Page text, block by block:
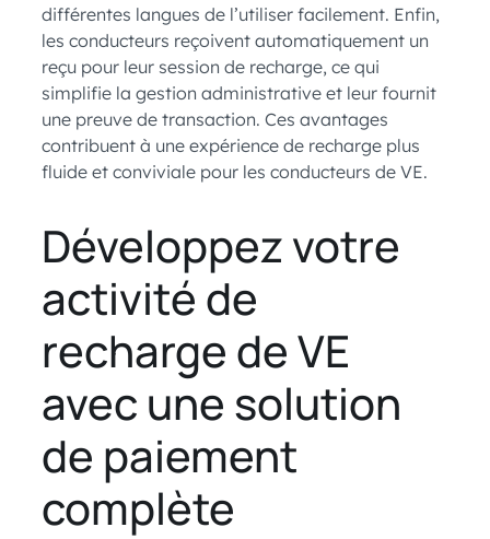
différentes langues de l’utiliser facilement. Enfin,
les conducteurs reçoivent automatiquement un
reçu pour leur session de recharge, ce qui
simplifie la gestion administrative et leur fournit
une preuve de transaction. Ces avantages
contribuent à une expérience de recharge plus
fluide et conviviale pour les conducteurs de VE.
Développez votre
activité de
recharge de VE
avec une solution
de paiement
complète